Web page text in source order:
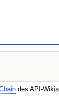
des API-Wikis.